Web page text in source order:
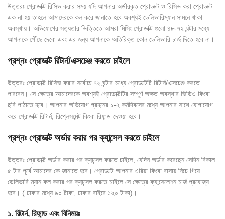
উত্তরঃ প্রোডাক্ট রিসিভ করার সময় যদি আপনার অর্ডারকৃত প্রোডাক্ট ও রিসিভ করা প্রোডাক্ট
এক না হয় তাহলে আমাদেরকে কল করে জানাতে হবে অবশ্যই ডেলিভারিম্যান সামনে থাকা
অবস্থায়। অভিযোগের সত্যতার ভিত্তিতে আমরা মিসিং প্রোডাক্ট গুলো ৪৮-৭২ ঘন্টার মধ্যে
আপনাকে পৌঁছে দেবো এবং এর জন্য আপনাকে অতিরিক্ত কোন ডেলিভারি চার্জ দিতে হবে না।
প্রশ্নঃ প্রোডাক্ট রিটার্ন/এক্সচেঞ্জ করতে চাইলে
উত্তরঃ প্রোডাক্ট রিসিভ করার সর্বোচ্চ ৭২ ঘন্টার মধ্যে প্রোডাক্টটি রিটার্ন/এক্সচেঞ্জ করতে
পারবেন। সে ক্ষেত্রে আমাদেরকে অবশ্যই প্রোডাক্টটির সম্পূর্ণ অক্ষত অবস্থার ভিডিও কিংবা
ছবি পাঠাতে হবে। আপনার অভিযোগ গ্রহনের ১-২ কর্মদিবসের মধ্যে আপনার সাথে যোগাযোগ
করে প্রোডাক্ট রিটার্ন, রিপ্লেসমেন্ট কিংবা রিফান্ড দেওয়া হবে।
প্রশ্নঃ প্রোডাক্ট অর্ডার করার পর ক্যান্সেল করতে চাইলে
উত্তরঃ প্রোডাক্ট অর্ডার করার পর ক্যান্সেল করতে চাইলে, যেদিন অর্ডার করেছেন সেদিন বিকাল
৫ টার পূর্বে আমাদের কে জানাতে হবে। প্রোডাক্ট আপনার এরিয়া কিংবা বাসায় নিচে গিয়ে
ডেলিভারি ম্যান কল করার পর ক্যান্সেল করতে চাইলে সে ক্ষেত্রে ক্যান্সেলেশন চার্জ প্রযোজ্য
হবে। ( ঢাকার মধ্যে ৯০ টাকা, ঢাকার বাইরে ১২০ টাকা)।
১. রিটার্ন, রিফান্ড এবং বিনিময়ঃ